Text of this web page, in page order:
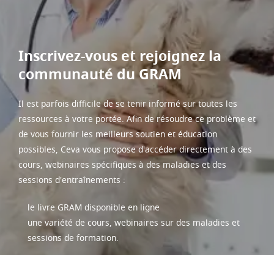
Inscrivez-vous et rejoignez la
communauté du GRAM
Il est parfois difficile de se tenir informé sur toutes les
ressources à votre portée. Afin de résoudre ce problème et
de vous fournir les meilleurs soutien et éducation
possibles, Ceva vous propose d'accéder directement à des
cours, webinaires spécifiques à des maladies et des
sessions d'entraînements :
le livre GRAM disponible en ligne
une variété de cours, webinaires sur des maladies et
sessions de formation.